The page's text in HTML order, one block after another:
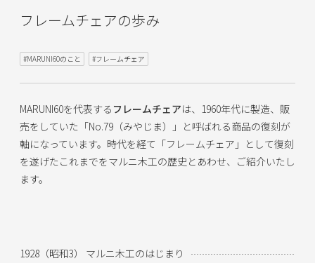
フレームチェアの歩み
#MARUNI60のこと #フレームチェア
MARUNI60を代表する フレームチェアは、1960年代に製造、販
売をしていた「No.79（みやじま）」と呼ばれる商品の復刻が
軸になっています。時代を経て「フレームチェア」として復刻
を遂げたこれまでをマルニ木工の歴史とあわせ、ご紹介いたし
ます。
1928（昭和3） マルニ木工のはじまり